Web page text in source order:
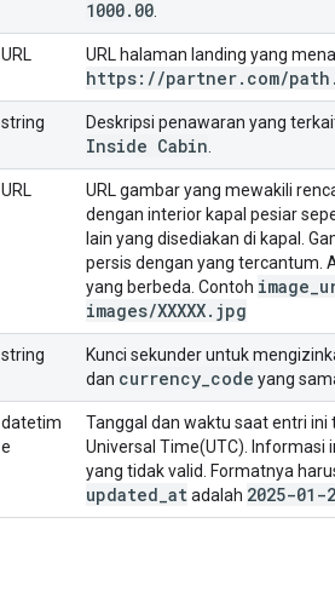
1000. 00
URL URL halaman landing yang
https: //partner. com/path .
string Deskripsi penawaran yang
Inside Cabin
URL
URL gambar yang mewakili
dengan interior kapal pesiar
lain yang disediakan di kapal.
persis dengan yang tercantum.
yang berbeda. Contoh image
images/XXXXX. jpg
string Kunci sekunder untuk
dan currency code yang
datetim
e
Tanggal dan waktu saat entri
Universal Time(UTC).
yang tidak valid. Formatnya
updated atadalah 2025-01-